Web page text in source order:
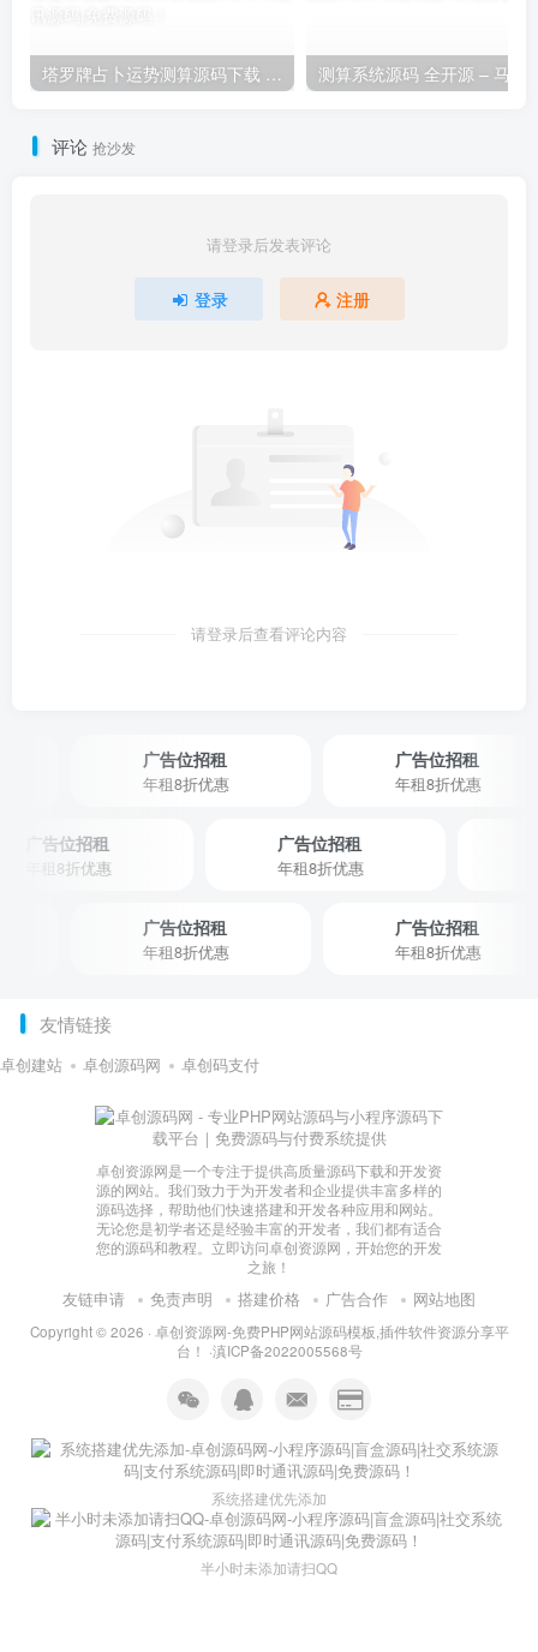
塔罗牌占卜运势测算源码下载 | 圣三角牌阵精准解读爱情财富事业
评论 抢沙发
请登录后发表评论
登录 注册
请登录后查看评论内容
广告位招租
年租8折优惠
广告位招租
年租8折优惠
广告位招租
年租8折优惠
广告位招租
年租8折优惠
广告位招租
年租8折优惠
广告位招租
年租8折优惠
友情链接
卓创建站 卓创源码网 卓创码支付
卓创资源网是一个专注于提供高质量源码下载和开发资
源的网站。我们致力于为开发者和企业提供丰富多样的
源码选择，帮助他们快速搭建和开发各种应用和网站。
无论您是初学者还是经验丰富的开发者，我们都有适合
您的源码和教程。立即访问卓创资源网，开始您的开发
之旅！
友链申请 免责声明 搭建价格 广告合作 网站地图
Copyright © 2026 · 卓创资源网-免费PHP网站源码模板,插件软件资源分享平
台！ ·滇ICP备2022005568号
系统搭建优先添加
半小时未添加请扫QQ